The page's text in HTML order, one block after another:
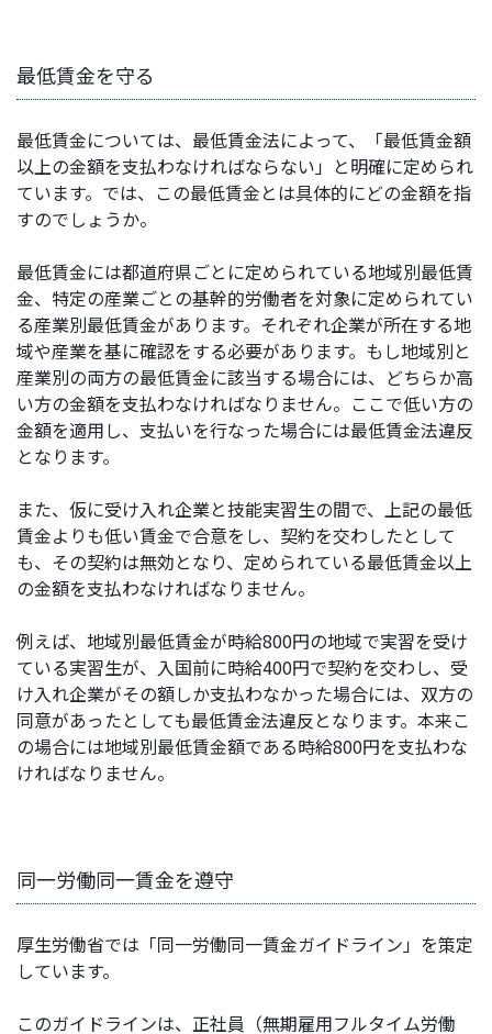
最低賃金を守る
最低賃金については、最低賃金法によって、「最低賃金額
以上の金額を支払わなければならない」と明確に定められ
ています。では、この最低賃金とは具体的にどの金額を指
すのでしょうか。
最低賃金には都道府県ごとに定められている地域別最低賃
金、特定の産業ごとの基幹的労働者を対象に定められてい
る産業別最低賃金があります。それぞれ企業が所在する地
域や産業を基に確認をする必要があります。もし地域別と
産業別の両方の最低賃金に該当する場合には、どちらか高
い方の金額を支払わなければなりません。ここで低い方の
金額を適用し、支払いを行なった場合には最低賃金法違反
となります。
また、仮に受け入れ企業と技能実習生の間で、上記の最低
賃金よりも低い賃金で合意をし、契約を交わしたとして
も、その契約は無効となり、定められている最低賃金以上
の金額を支払わなければなりません。
例えば、地域別最低賃金が時給800円の地域で実習を受け
ている実習生が、入国前に時給400円で契約を交わし、受
け入れ企業がその額しか支払わなかった場合には、双方の
同意があったとしても最低賃金法違反となります。本来こ
の場合には地域別最低賃金額である時給800円を支払わな
ければなりません。
同一労働同一賃金を遵守
厚生労働省では「同一労働同一賃金ガイドライン」を策定
しています。
このガイドラインは、正社員（無期雇用フルタイム労働